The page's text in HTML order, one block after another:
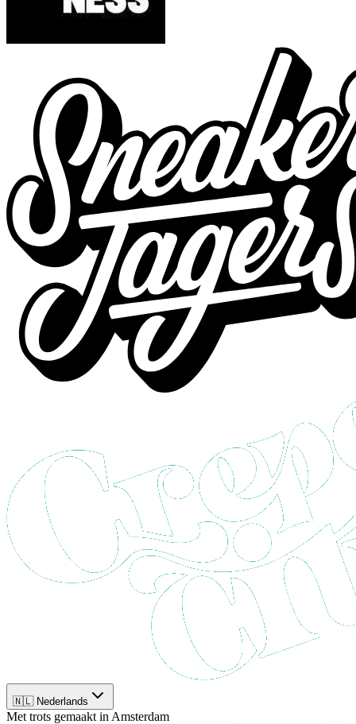
🇳🇱 Nederlands
Met trots gemaakt in Amsterdam